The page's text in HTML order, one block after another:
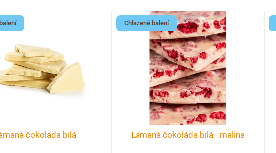
čokoláda bílá
Chlazené balení
Lámaná čokoláda bílá - malina